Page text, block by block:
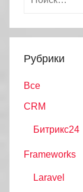
Рубрики
Все
CRM
Битрикс24
Frameworks
Laravel